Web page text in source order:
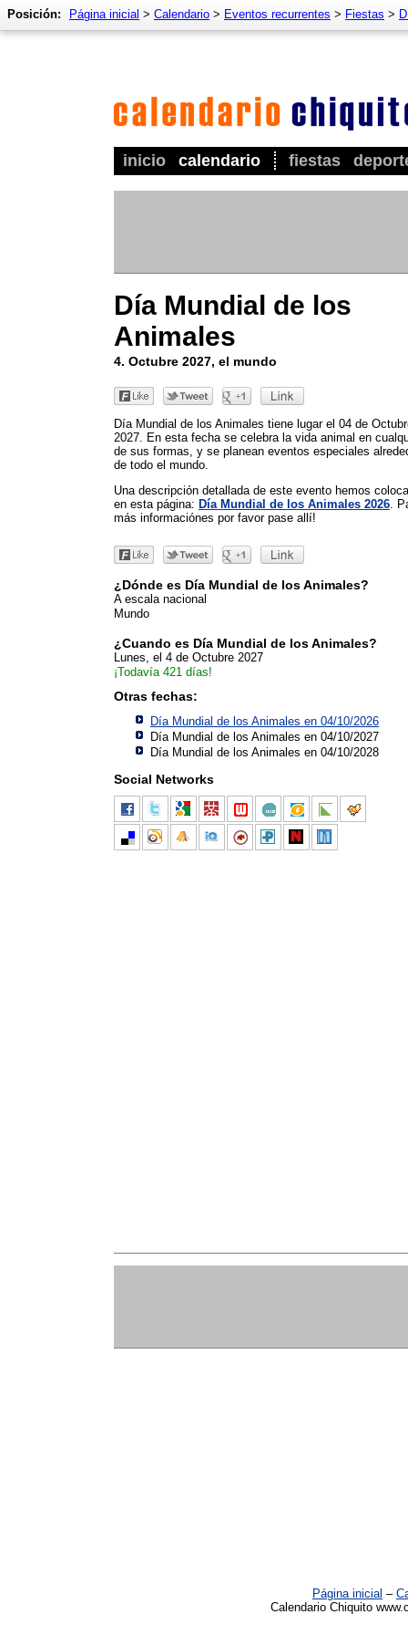
inicio calendario fiestas
Posición: Página inicial > Calendario > Eventos recurrentes > Fiestas >
Día Mundial de los
Animales
4. Octubre 2027, el mundo
Día Mundial de los Animales tiene lugar el 04 de
2027. En esta fecha se celebra la vida animal en
de sus formas, y se planean eventos especiales
de todo el mundo.
Una descripción detallada de este evento hemos
en esta página: Día Mundial de los Animales 2026 .
más informaciónes por favor pase allí!
¿Dónde es Día Mundial de los Animales?
A escala nacional
Mundo
¿Cuando es Día Mundial de los Animales?
Lunes, el 4 de Octubre 2027
¡Todavía 421 días!
Otras fechas:
Día Mundial de los Animales en 04/10/2026
Día Mundial de los Animales en 04/10/2027
Día Mundial de los Animales en 04/10/2028
Social Networks
Página inicial –
Calendario Chiquito